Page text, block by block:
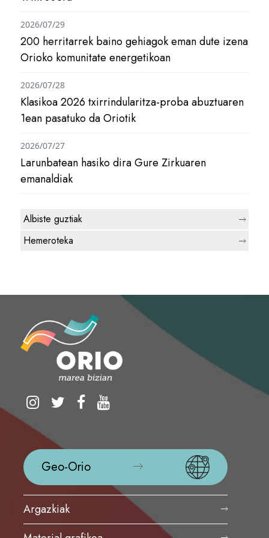
200 herritarrek baino gehiagok eman dute izena
Orioko komunitate energetikoan
2026/07/29
Klasikoa 2026 txirrindularitza-proba abuztuaren
1ean pasatuko da Oriotik
2026/07/28
Larunbatean hasiko dira Gure Zirkuaren
emanaldiak
2026/07/27
Albiste guztiak
Hemeroteka
Geo-Orio
Argazkiak